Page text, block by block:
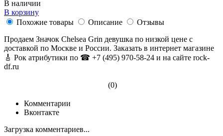
В наличии
В корзину
Похожие товары
Описание
Отзывы
Продаем Значок Chelsea Grin девушка по низкой цене с
доставкой по Москве и России. Заказать в интернет магазине
🎸 Рок атрибутики по ☎ +7 (495) 970-58-24 и на сайте rock-
df.ru
(0)
Комментарии
Вконтакте
Загрузка комментариев...